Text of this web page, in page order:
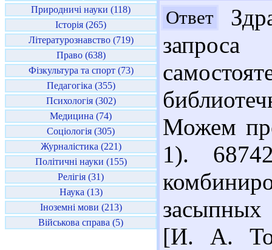
Природничі науки (118)
Історія (265)
Літературознавство (719)
Право (638)
Фізкультура та спорт (73)
Педагогіка (355)
Психологія (302)
Медицина (74)
Соціологія (305)
Журналістика (221)
Політичні науки (155)
Релігія (31)
Наука (13)
Іноземні мови (213)
Військова справа (5)
Ответ
Можем
1).
[И. А.